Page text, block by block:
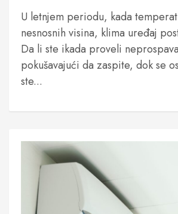
U letnjem periodu, kada
nesnosnih visina, klima uređaj
Da li ste ikada proveli
pokušavajući da zaspite, dok se
ste...